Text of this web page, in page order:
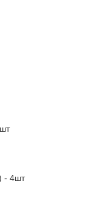
- 4шт